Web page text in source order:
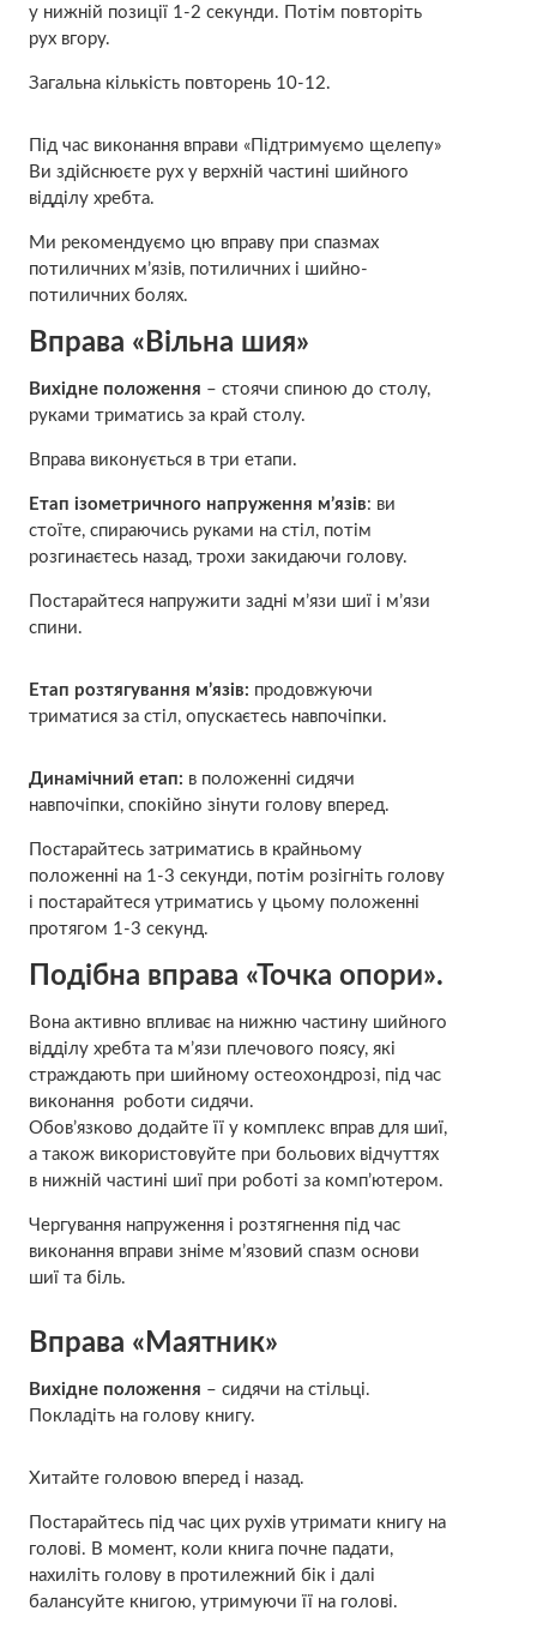
у нижній позиції 1-2 секунди. Потім повторіть
рух вгору.
Загальна кількість повторень 10-12.
Під час виконання вправи «Підтримуємо щелепу»
Ви здійснюєте рух у верхній частині шийного
відділу хребта.
Ми рекомендуємо цю вправу при спазмах
потиличних м’язів, потиличних і шийно-
потиличних болях.
Вправа «Вільна шия»
Вихідне положення – стоячи спиною до столу,
руками триматись за край столу.
Вправа виконується в три етапи.
Етап ізометричного напруження м’язів: ви
стоїте, спираючись руками на стіл, потім
розгинаєтесь назад, трохи закидаючи голову.
Постарайтеся напружити задні м’язи шиї і м’язи
спини.
Етап розтягування м’язів: продовжуючи
триматися за стіл, опускаєтесь навпочіпки.
Динамічний етап: в положенні сидячи
навпочіпки, спокійно зінути голову вперед.
Постарайтесь затриматись в крайньому
положенні на 1-3 секунди, потім розігніть голову
і постарайтеся утриматись у цьому положенні
протягом 1-3 секунд.
Подібна вправа «Точка опори».
Вона активно впливає на нижню частину шийного
відділу хребта та м’язи плечового поясу, які
страждають при шийному остеохондрозі, під час
виконання роботи сидячи.
Обов’язково додайте її у комплекс вправ для шиї,
а також використовуйте при больових відчуттях
в нижній частині шиї при роботі за комп’ютером.
Чергування напруження і розтягнення під час
виконання вправи зніме м’язовий спазм основи
шиї та біль.
Вправа «Маятник»
Вихідне положення – сидячи на стільці.
Покладіть на голову книгу.
Хитайте головою вперед і назад.
Постарайтесь під час цих рухів утримати книгу на
голові. В момент, коли книга почне падати,
нахиліть голову в протилежний бік і далі
балансуйте книгою, утримуючи її на голові.